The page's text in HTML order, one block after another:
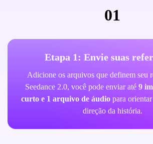
01
Etapa 1: Envie suas
Adicione os arquivos que definem seu
Seedance 2.0, você pode enviar até 9
curto e 1 arquivo de áudio para
direção da história.